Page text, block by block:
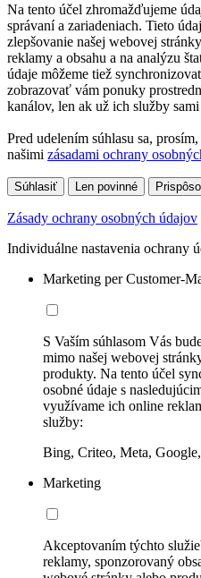
Na tento účel zhromažďujeme
správaní a zariadeniach. Tieto
zlepšovanie našej webovej
reklamy a obsahu a na analýzu
údaje môžeme tiež
zobrazovať vám ponuky
kanálov, len ak už ich služby
Pred udelením súhlasu sa,
našimi zásadami ochrany
Súhlasiť Len povinné
Zásady ochrany osobných údajov
Individuálne nastavenia ochrany
Marketing per Customer-
S Vaším súhlasom Vás
mimo našej webovej
produkty. Na tento účel
osobné údaje s
využívame ich online
služby:
Bing, Criteo, Meta,
Marketing
Akceptovaním týchto
reklamy, sponzorovaný